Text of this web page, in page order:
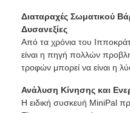
Διαταραχές Σωματικού
Δυσανεξίες
Από τα χρόνια του
είναι η πηγή πολλών
τροφών μπορεί να είναι η
Ανάλυση Κίνησης και
Η ειδική συσκευή MiniPal